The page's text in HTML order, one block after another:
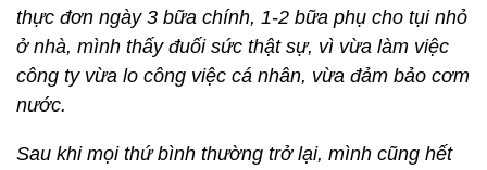
thực đơn ngày 3 bữa chính, 1-2 bữa phụ cho tụi nhỏ
ở nhà, mình thấy đuối sức thật sự, vì vừa làm việc
công ty vừa lo công việc cá nhân, vừa đảm bảo cơm
nước.
Sau khi mọi thứ bình thường trở lại, mình cũng hết